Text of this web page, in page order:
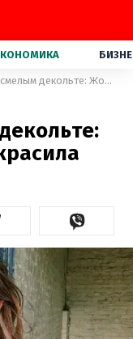
В наряде со смелым декольте: Жозефин Скривер украсила обложку глянца